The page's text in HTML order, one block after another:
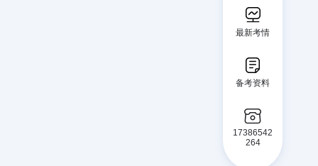
最新考情
备考资料
17386542
264